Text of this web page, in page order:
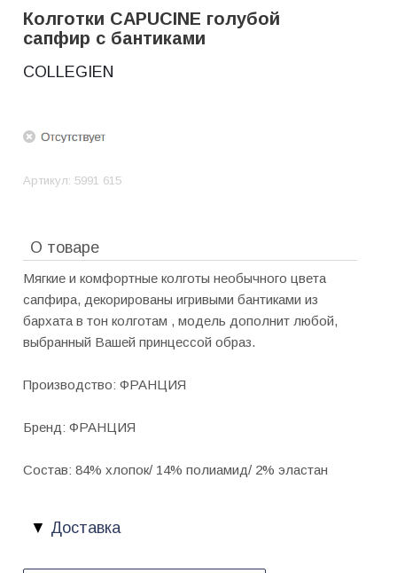
Колготки CAPUCINE голубой
сапфир с бантиками
COLLEGIEN
Артикул: 5991 615
О товаре
Мягкие и комфортные колготы необычного цвета
сапфира, декорированы игривыми бантиками из
бархата в тон колготам , модель дополнит любой,
выбранный Вашей принцессой образ.
Производство: ФРАНЦИЯ
Бренд: ФРАНЦИЯ
Состав: 84% хлопок/ 14% полиамид/ 2% эластан
Доставка